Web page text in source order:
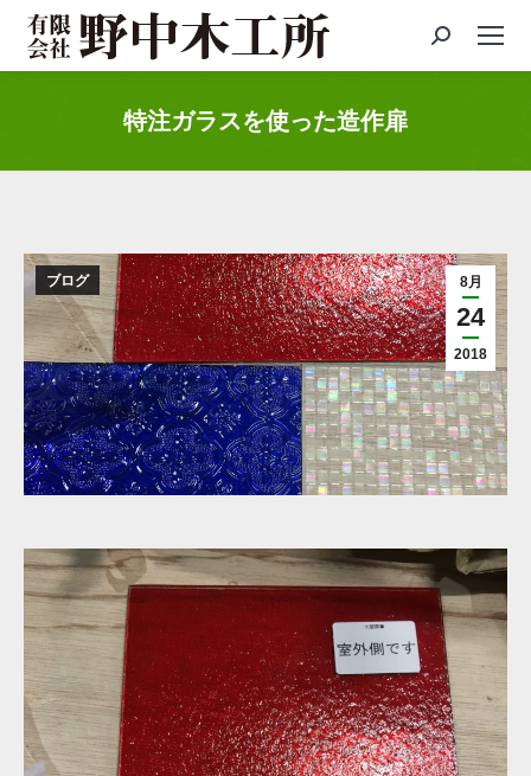
Search:
特注ガラスを使った造作扉
8月
24
2018
ブログ